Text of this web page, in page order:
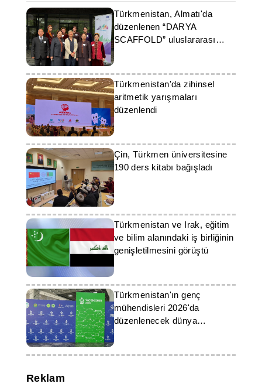
Türkmenistan, Almatı'da
düzenlenen “DARYA
SCAFFOLD” uluslararası
seminerinde temsil edildi
Türkmenistan'da zihinsel
aritmetik yarışmaları
düzenlendi
Çin, Türkmen üniversitesine
190 ders kitabı bağışladı
Türkmenistan ve Irak, eğitim
ve bilim alanındaki iş birliğinin
genişletilmesini görüştü
Türkmenistan'ın genç
mühendisleri 2026'da
düzenlenecek dünya
şampiyonasına katılacak
Reklam